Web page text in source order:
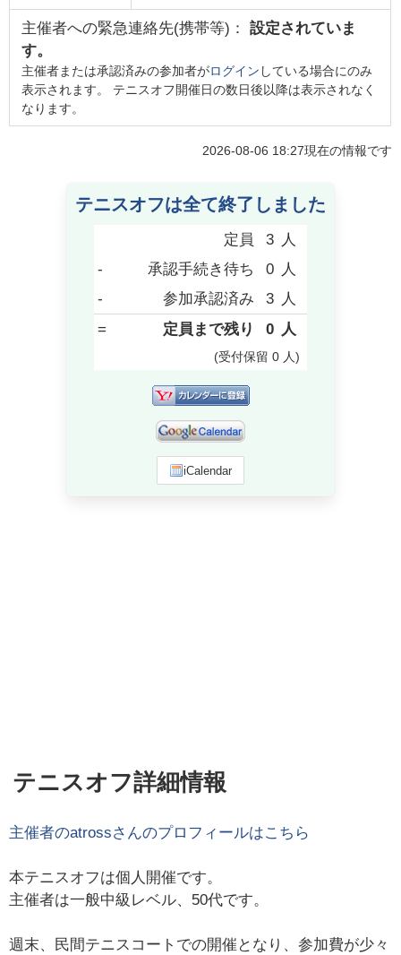
主催者への緊急連絡先(携帯等)： 設定されていま
す。
主催者または承認済みの参加者がログイン している場合にのみ
表示されます。 テニスオフ開催日の数日後以降は表示されなく
なります。
2026-08-06 18:27現在の情報です
テニスオフは全て終了しました
定員 3 人
-
承認手続き待ち 0 人
-
参加承認済み 3 人
=
定員まで残り 0 人
(受付保留 0 人)
iCalendar
テニスオフ詳細情報
主催者のatrossさんのプロフィールはこちら
本テニスオフは個人開催です。
主催者は一般中級レベル、50代です。
週末、民間テニスコートでの開催となり、参加費が少々